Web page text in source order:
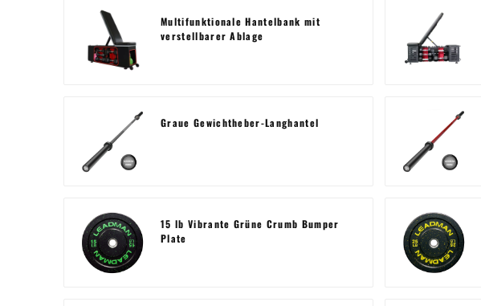
Multifunktionale Hantelbank mit
verstellbarer Ablage
Graue Gewichtheber-Langhantel
15 lb Vibrante Grüne Crumb Bumper
Plate